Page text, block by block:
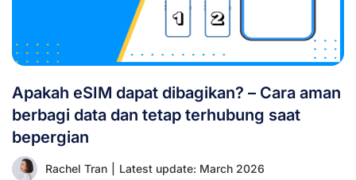
Apakah eSIM dapat dibagikan? – Cara aman
berbagi data dan tetap terhubung saat
bepergian
Rachel Tran Latest update: March 2026